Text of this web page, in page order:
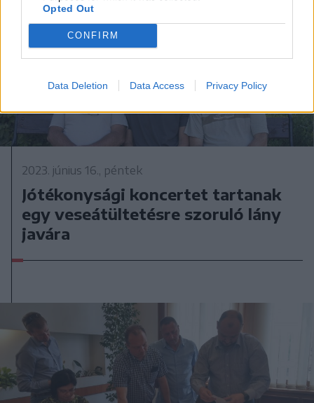
Opted Out
CONFIRM
Data Deletion Data Access Privacy Policy
2023. június 16., péntek
Jótékonysági koncertet tartanak
egy veseátültetésre szoruló lány
javára